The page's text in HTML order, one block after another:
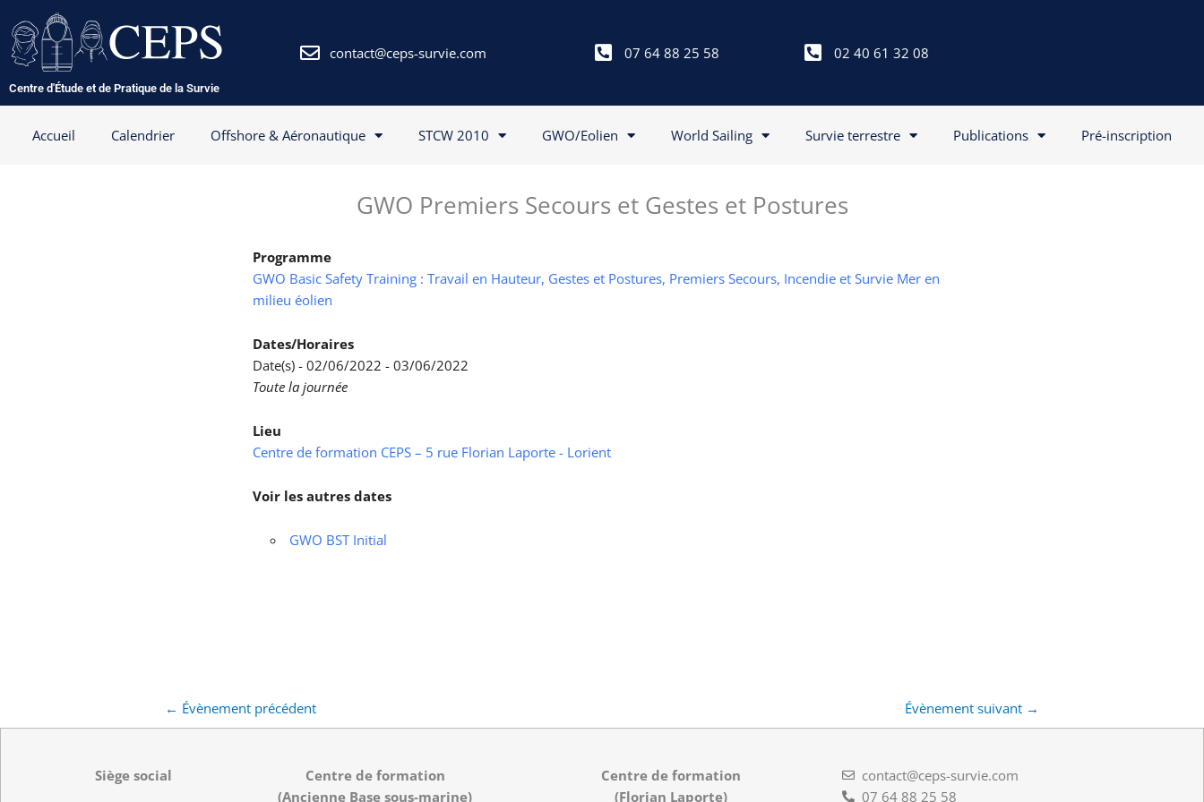
au
contenu
Centre d'Étude et de Pratique de la Survie
contact@ceps-survie.com 07 64 88 25 58 02 40 61 32 08
Accueil Calendrier Offshore & Aéronautique STCW 2010 GWO/Eolien World Sailing Survie terrestre Publications Pré-inscription
GWO Premiers Secours et Gestes et Postures
Programme
GWO Basic Safety Training : Travail en Hauteur, Gestes et Postures, Premiers Secours, Incendie et Survie Mer en
milieu éolien
Dates/Horaires
Date(s) - 02/06/2022 - 03/06/2022
Toute la journée
Lieu
Centre de formation CEPS – 5 rue Florian Laporte - Lorient
Voir les autres dates
GWO BST Initial
← Évènement précédent Évènement suivant →
Siège social
Centre de formation
(Ancienne Base sous-marine)
Centre de formation
(Florian Laporte)
contact@ceps-survie.com
07 64 88 25 58